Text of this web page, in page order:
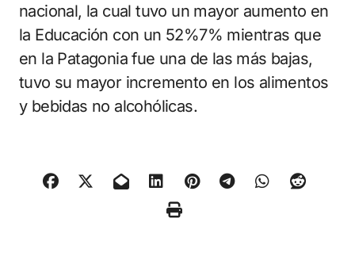
nacional, la cual tuvo un mayor aumento en
la Educación con un 52%7% mientras que
en la Patagonia fue una de las más bajas,
tuvo su mayor incremento en los alimentos
y bebidas no alcohólicas.